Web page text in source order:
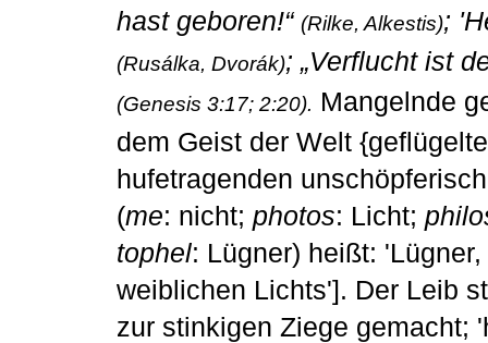
hast geboren!“ (Rilke, Alkestis);
(Rusálka, Dvorák); „Verflucht ist
(Genesis 3:17; 2:20). Mangelnde
dem Geist der Welt
hufetragenden
(me: nicht; photos: Licht;
tophel: Lügner) heißt:
weiblichen Lichts']. Der Leib
zur stinkigen Ziege gemacht;